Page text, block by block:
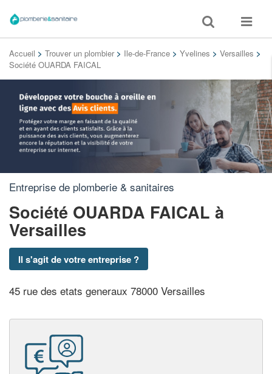
Toggle
search
Toggle
Accueil > Trouver un plombier > Ile-de-France > Yvelines > Versailles >
Société OUARDA FAICAL
Entreprise de plomberie & sanitaires
Société OUARDA FAICAL à
Versailles
Il s'agit de votre entreprise ?
45 rue des etats generaux 78000 Versailles